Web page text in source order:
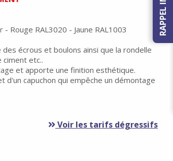
Rouge RAL3020 - Jaune RAL1003
écrous et boulons ainsi que la rondelle
etc..
et apporte une finition esthétique.
d'un capuchon qui empêche un démontage
Voir les tarifs dégressifs